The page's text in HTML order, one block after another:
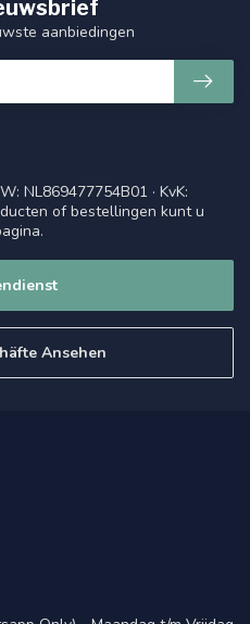
NL869477754B01 · KvK:
of bestellingen kunt u
Ansehen
aanbiedingen